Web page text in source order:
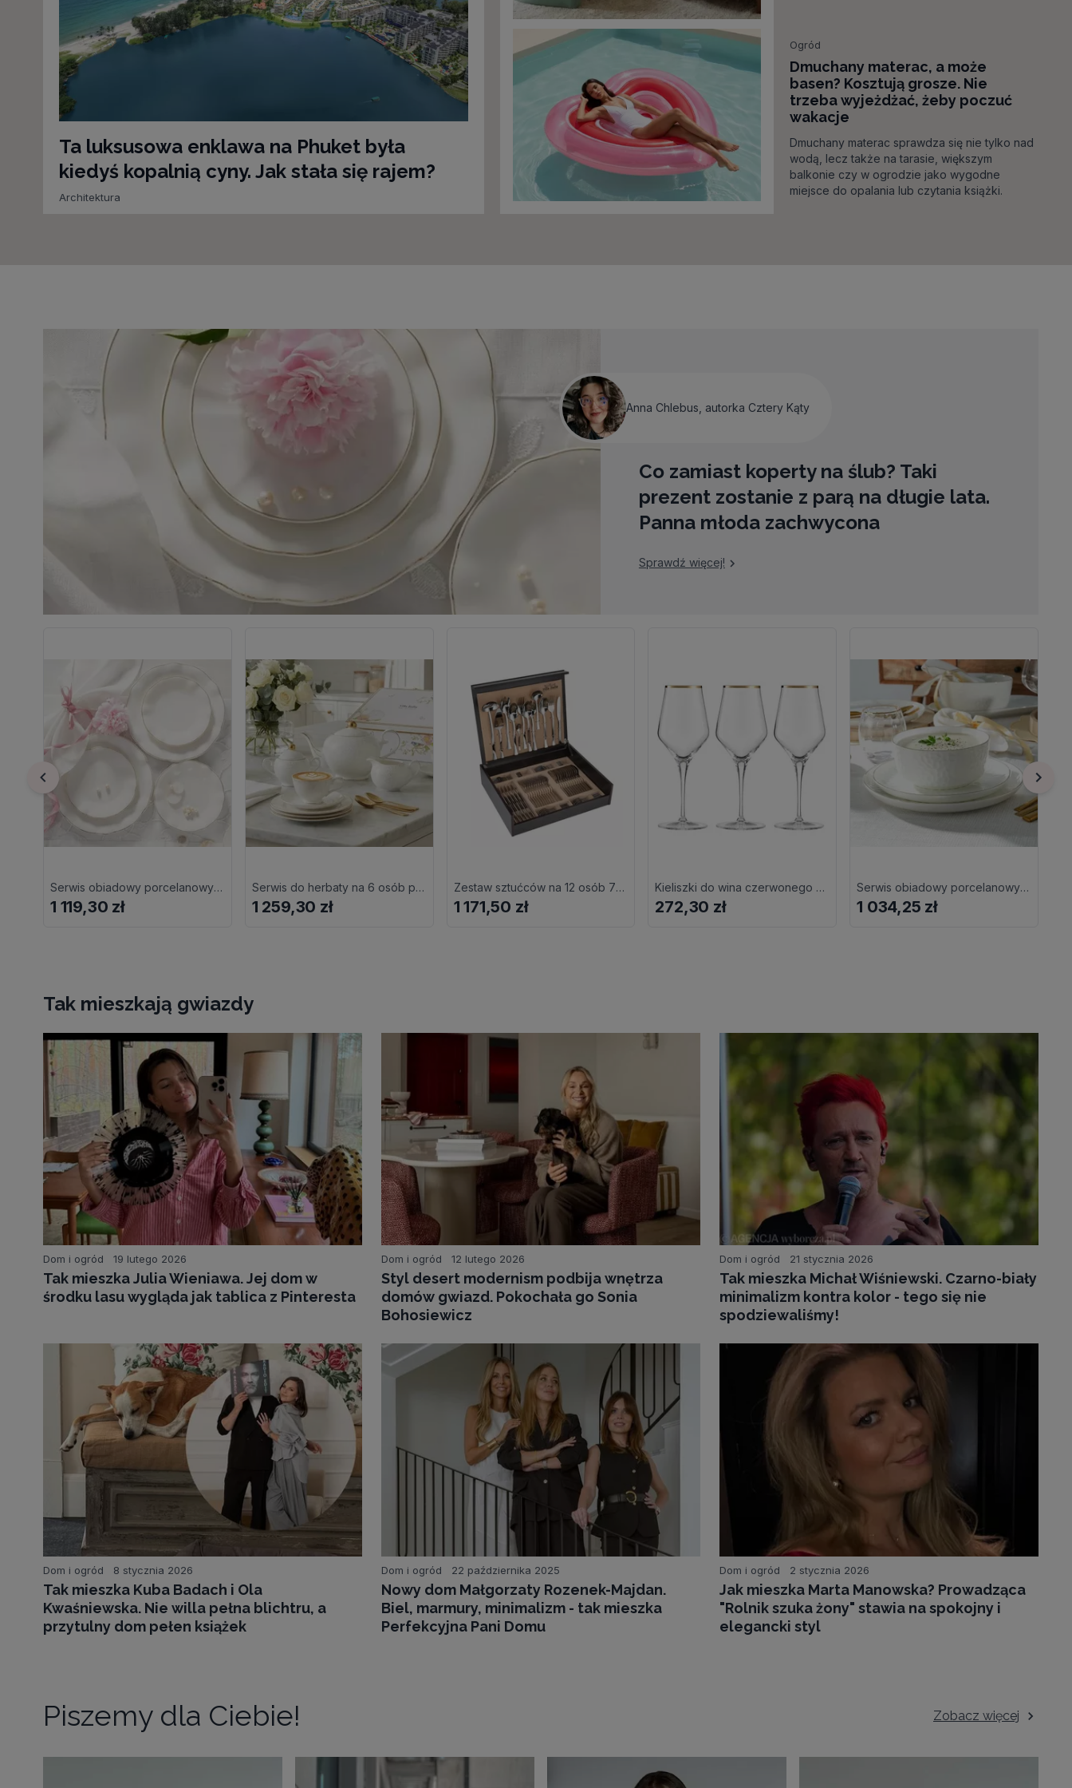
Ta luksusowa enklawa na Phuket była
kiedyś kopalnią cyny. Jak stała się rajem?
Architektura
Ogród
Dmuchany materac, a może
basen? Kosztują grosze. Nie
trzeba wyjeżdżać, żeby poczuć
wakacje
Dmuchany materac sprawdza się nie tylko nad
wodą, lecz także na tarasie, większym
balkonie czy w ogrodzie jako wygodne
miejsce do opalania lub czytania książki.
Anna Chlebus autorka Cztery Kąty
Co zamiast koperty na ślub? Taki
prezent zostanie z parą na długie lata.
Panna młoda zachwycona
Sprawdź więcej!
Serwis obiadowy porcelanowy na 6 osób SANDRINE
1 119,30 zł
Serwis do herbaty na 6 osób porcelanowy Zestaw prezentowy SUNSET
1 259,30 zł
Zestaw sztućców na 12 osób 72 elementy SOFIA
1 171,50 zł
Kieliszki do wina czerwonego 450 ml 6 sztuk CONTESSA Gold
272,30 zł
Serwis obiadowy porcelanowy dla 6 osób PAULA
1 034,25 zł
Tak mieszkają gwiazdy
Dom i ogród 19 lutego 2026
Tak mieszka Julia Wieniawa. Jej dom w
środku lasu wygląda jak tablica z Pinteresta
Dom i ogród 12 lutego 2026
Styl desert modernism podbija wnętrza
domów gwiazd. Pokochała go Sonia
Bohosiewicz
Dom i ogród 21 stycznia 2026
Tak mieszka Michał Wiśniewski. Czarno-biały
minimalizm kontra kolor - tego się nie
spodziewaliśmy!
Dom i ogród 8 stycznia 2026
Tak mieszka Kuba Badach i Ola
Kwaśniewska. Nie willa pełna blichtru, a
przytulny dom pełen książek
Dom i ogród 22 października 2025
Nowy dom Małgorzaty Rozenek-Majdan.
Biel, marmury, minimalizm - tak mieszka
Perfekcyjna Pani Domu
Dom i ogród 2 stycznia 2026
Jak mieszka Marta Manowska? Prowadząca
"Rolnik szuka żony" stawia na spokojny i
elegancki styl
Piszemy dla Ciebie! Zobacz więcej